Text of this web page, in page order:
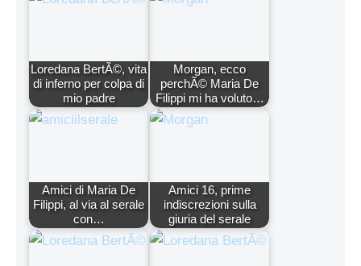
Loredana BertÃ©, vita
di inferno per colpa di
mio padre
Morgan, ecco
perchÃ© Maria De
Filippi mi ha voluto…
Amici di Maria De
Filippi, al via al serale
con…
Amici 16, prime
indiscrezioni sulla
giuria del serale